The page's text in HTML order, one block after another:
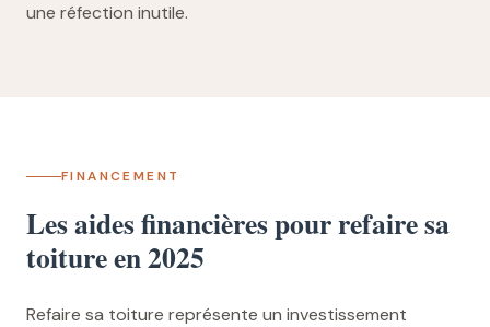
une réfection inutile.
FINANCEMENT
Les aides financières pour refaire sa
toiture en 2025
Refaire sa toiture représente un investissement